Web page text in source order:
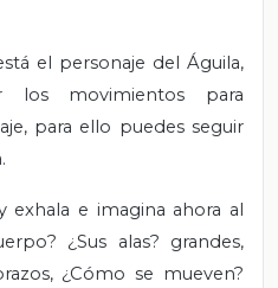
el personaje del Águila,
los movimientos para
para ello puedes seguir
exhala e imagina ahora al
¿Sus alas? grandes,
¿Cómo se mueven?